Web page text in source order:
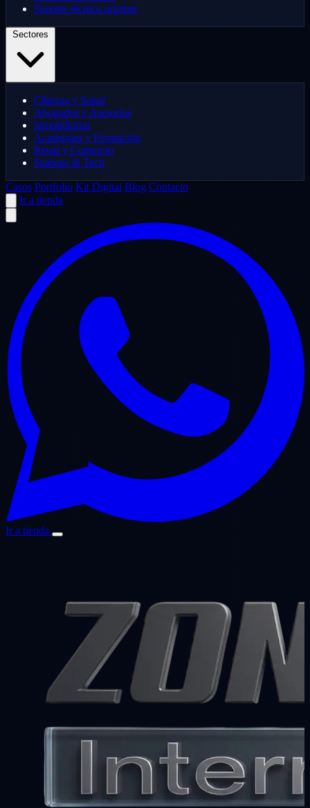
Soporte técnico urgente
Clínicas y Salud
Abogados y Asesorías
Inmobiliarias
Academias y Formación
Retail y Comercio
Startups & Tech
Casos Portfolio Kit Digital Blog Contacto
Ir a tienda
Ir a tienda